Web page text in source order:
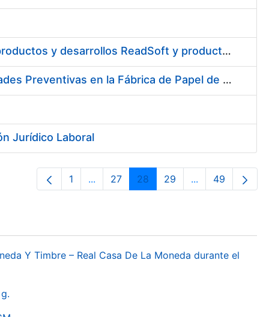
Contratación del Servicio de Mantenimiento y Soporte 8X5 para productos y desarrollos ReadSoft y productos Windows para el entorno de Digitalización 2017
Contratación del Servicio Vigilancia de la Salud y Diversas Actividades Preventivas en la Fábrica de Papel de Burgos y Actividades Sanitarias en los Centros de Trabajo de Madrid, de la FNMT-RCM
Jurídico Laboral
Orrialdea
1 ...Intermediate Pages Use TAB to
Orrialdea
27 Orrialdea
28 Orrialdea
29 ...Intermediate
Orrialdea
49
Y Timbre – Real Casa De La Moneda durante el